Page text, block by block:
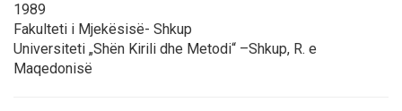
1989
Fakulteti i Mjekësisë- Shkup
Universiteti „Shën Kirili dhe Metodi“ –Shkup, R. e
Maqedonisë